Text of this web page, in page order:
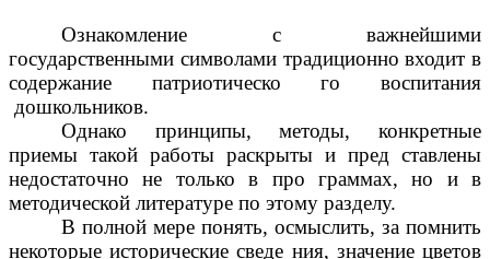
Ознакомление с важнейшими
государственными символами традиционно входит в
содержание патриотическо го воспитания
дошкольников.
Однако принципы, методы, конкретные
приемы такой работы раскрыты и пред ставлены
недостаточно не только в про граммах, но и в
методической литературе по этому разделу.
В полной мере понять, осмыслить, за помнить
некоторые исторические сведе ния, значение цветов